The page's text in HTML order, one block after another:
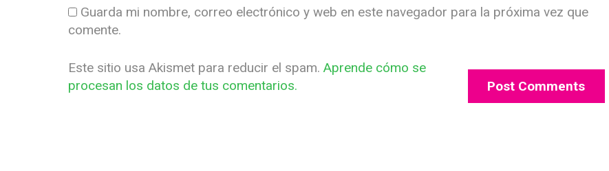
Guarda mi nombre, correo electrónico y web en este navegador para la próxima vez que
comente.
Este sitio usa Akismet para reducir el spam. Aprende cómo se
procesan los datos de tus comentarios.